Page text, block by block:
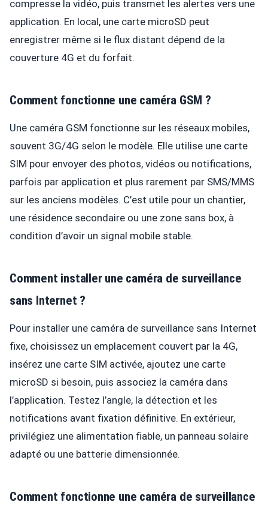
compresse la vidéo, puis transmet les alertes vers une
application. En local, une carte microSD peut
enregistrer même si le flux distant dépend de la
couverture 4G et du forfait.
Comment fonctionne une caméra GSM ?
Une caméra GSM fonctionne sur les réseaux mobiles,
souvent 3G/4G selon le modèle. Elle utilise une carte
SIM pour envoyer des photos, vidéos ou notifications,
parfois par application et plus rarement par SMS/MMS
sur les anciens modèles. C’est utile pour un chantier,
une résidence secondaire ou une zone sans box, à
condition d’avoir un signal mobile stable.
Comment installer une caméra de surveillance
sans Internet ?
Pour installer une caméra de surveillance sans Internet
fixe, choisissez un emplacement couvert par la 4G,
insérez une carte SIM activée, ajoutez une carte
microSD si besoin, puis associez la caméra dans
l’application. Testez l’angle, la détection et les
notifications avant fixation définitive. En extérieur,
privilégiez une alimentation fiable, un panneau solaire
adapté ou une batterie dimensionnée.
Comment fonctionne une caméra de surveillance